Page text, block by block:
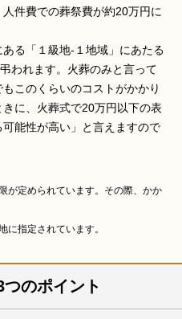
件費での葬祭費が約20万円に
る「１級地-１地域」にあたる
われます。火葬のみと言って
このくらいのコストがかかり
に、火葬式で20万円以下の表
能性が高い」と言えますので
が定められています。その際、かか
に指定されています。
のポイント